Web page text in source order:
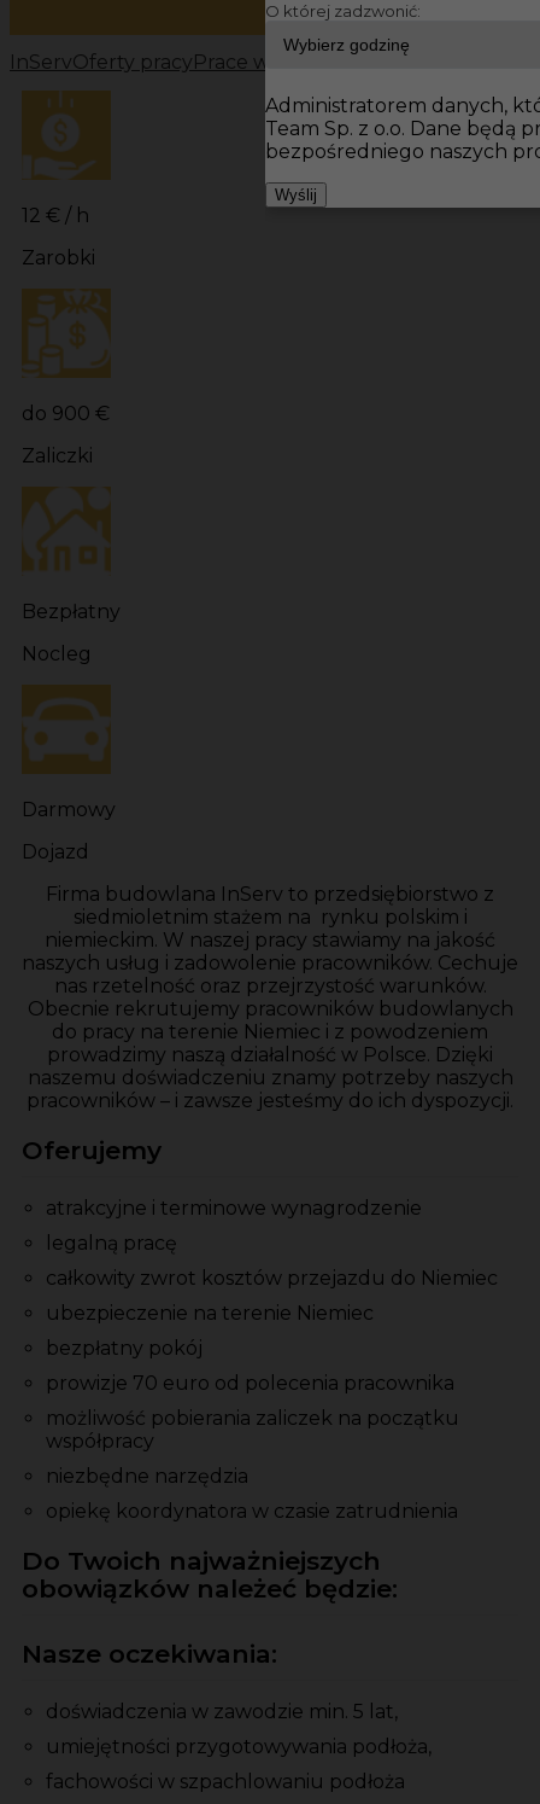
InServOferty pracy Prace wykończeniowe Ingolstadt
12 € / h
Zarobki
do 900 €
Zaliczki
Bezpłatny
Nocleg
Darmowy
Dojazd
Firma budowlana InServ to przedsiębiorstwo z
siedmioletnim stażem na rynku polskim i
niemieckim. W naszej pracy stawiamy na jakość
naszych usług i zadowolenie pracowników. Cechuje
nas rzetelność oraz przejrzystość warunków.
Obecnie rekrutujemy pracowników budowlanych
do pracy na terenie Niemiec i z powodzeniem
prowadzimy naszą działalność w Polsce. Dzięki
naszemu doświadczeniu znamy potrzeby naszych
pracowników – i zawsze jesteśmy do ich dyspozycji.
Oferujemy
atrakcyjne i terminowe wynagrodzenie
legalną pracę
całkowity zwrot kosztów przejazdu do Niemiec
ubezpieczenie na terenie Niemiec
bezpłatny pokój
prowizje 70 euro od polecenia pracownika
możliwość pobierania zaliczek na początku
współpracy
niezbędne narzędzia
opiekę koordynatora w czasie zatrudnienia
Do Twoich najważniejszych
obowiązków należeć będzie:
Nasze oczekiwania:
doświadczenia w zawodzie min. 5 lat,
umiejętności przygotowywania podłoża,
fachowości w szpachlowaniu podłoża
O której zadzwonić:
Administratorem danych,
Team Sp. z o.o. Dane
bezpośredniego naszych
Wyślij